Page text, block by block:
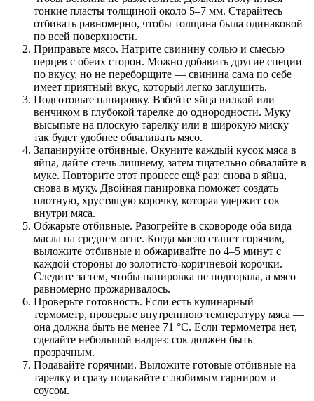
тонкие пласты толщиной около 5–7 мм. Старайтесь
отбивать равномерно, чтобы толщина была одинаковой
по всей поверхности.
Приправьте мясо. Натрите свинину солью и смесью
перцев с обеих сторон. Можно добавить другие специи
по вкусу, но не переборщите — свинина сама по себе
имеет приятный вкус, который легко заглушить.
Подготовьте панировку. Взбейте яйца вилкой или
венчиком в глубокой тарелке до однородности. Муку
высыпьте на плоскую тарелку или в широкую миску —
так будет удобнее обваливать мясо.
Запанируйте отбивные. Окуните каждый кусок мяса в
яйца, дайте стечь лишнему, затем тщательно обваляйте в
муке. Повторите этот процесс ещё раз: снова в яйца,
снова в муку. Двойная панировка поможет создать
плотную, хрустящую корочку, которая удержит сок
внутри мяса.
Обжарьте отбивные. Разогрейте в сковороде оба вида
масла на среднем огне. Когда масло станет горячим,
выложите отбивные и обжаривайте по 4–5 минут с
каждой стороны до золотисто‑коричневой корочки.
Следите за тем, чтобы панировка не подгорала, а мясо
равномерно прожаривалось.
Проверьте готовность. Если есть кулинарный
термометр, проверьте внутреннюю температуру мяса —
она должна быть не менее 71 °C. Если термометра нет,
сделайте небольшой надрез: сок должен быть
прозрачным.
Подавайте горячими. Выложите готовые отбивные на
тарелку и сразу подавайте с любимым гарниром и
соусом.